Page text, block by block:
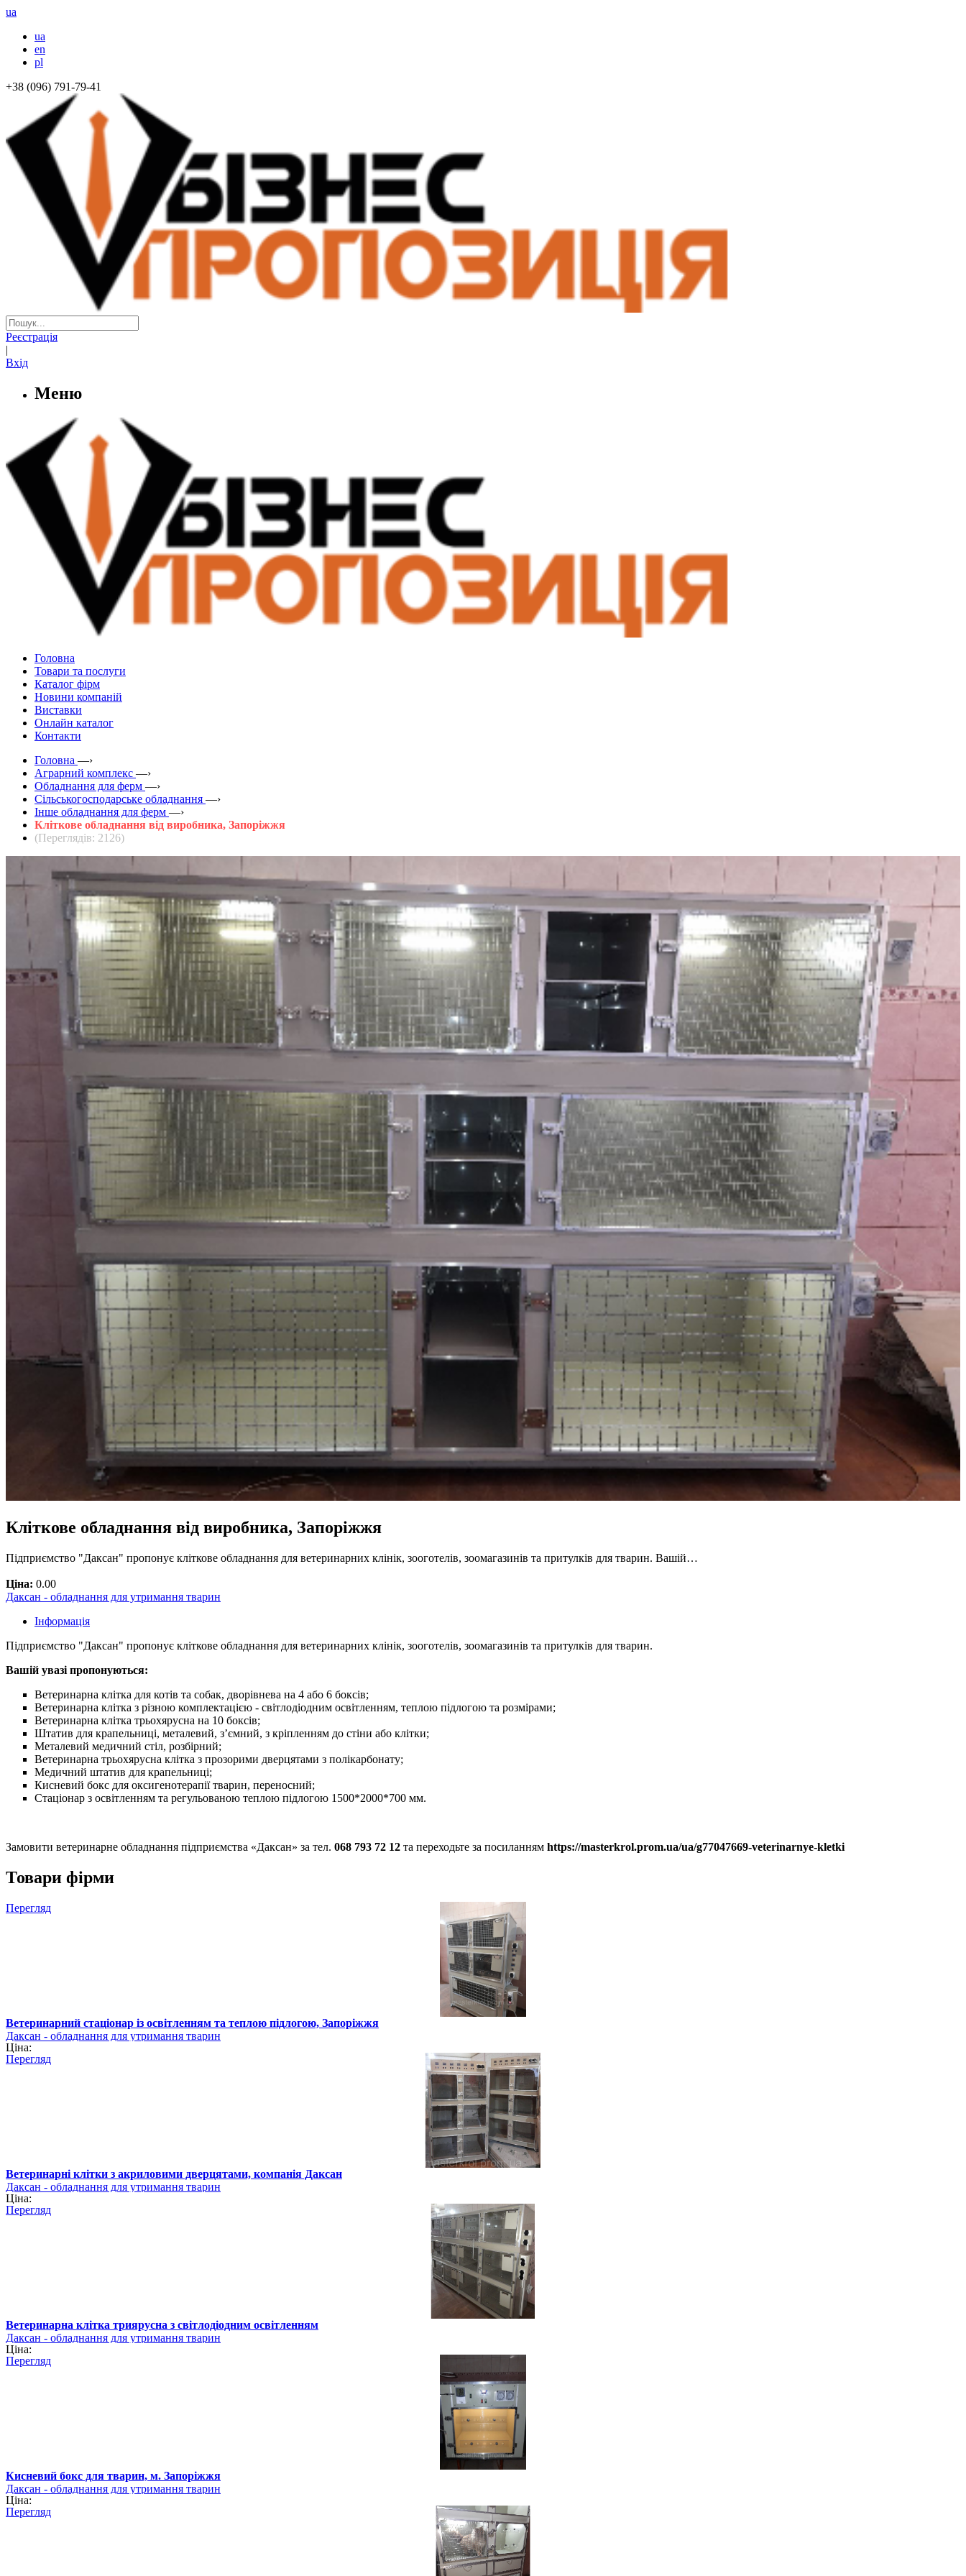
ua
ua
en
pl
+38 (096) 791-79-41
Реєстрація
|
Вхід
Меню
Головна
Товари та послуги
Каталог фірм
Новини компаній
Виставки
Онлайн каталог
Контакти
Головна —›
Аграрний комплекс —›
Обладнання для ферм —›
Сільськогосподарське обладнання —›
Інше обладнання для ферм —›
Кліткове обладнання від виробника, Запоріжжя
(Переглядів: 2126)
Кліткове обладнання від виробника, Запоріжжя
Підприємство "Даксан" пропонує кліткове обладнання для ветеринарних клінік, зооготелів, зоомагазинів та притулків для тварин. Вашій…
Ціна: 0.00
Даксан - обладнання для утримання тварин
Інформація
Підприємство "Даксан" пропонує кліткове обладнання для ветеринарних клінік, зооготелів, зоомагазинів та притулків для тварин.
Вашій увазі пропонуються:
Ветеринарна клітка для котів та собак, дворівнева на 4 або 6 боксів;
Ветеринарна клітка з різною комплектацією - світлодіодним освітленням, теплою підлогою та розмірами;
Ветеринарна клітка трьохярусна на 10 боксів;
Штатив для крапельниці, металевий, з’ємний, з кріпленням до стіни або клітки;
Металевий медичний стіл, розбірний;
Ветеринарна трьохярусна клітка з прозорими дверцятами з полікарбонату;
Медичний штатив для крапельниці;
Кисневий бокс для оксигенотерапії тварин, переносний;
Стаціонар з освітленням та регульованою теплою підлогою 1500*2000*700 мм.
Замовити ветеринарне обладнання підприємства «Даксан» за тел. 068 793 72 12 та переходьте за посиланням https://masterkrol.prom.ua/ua/g77047669-veterinarnye-kletki
Товари фірми
Перегляд
Ветеринарний стаціонар із освітленням та теплою підлогою, Запоріжжя
Даксан - обладнання для утримання тварин
Ціна:
Перегляд
Ветеринарні клітки з акриловими дверцятами, компанія Даксан
Даксан - обладнання для утримання тварин
Ціна:
Перегляд
Ветеринарна клітка триярусна з світлодіодним освітленням
Даксан - обладнання для утримання тварин
Ціна:
Перегляд
Кисневий бокс для тварин, м. Запоріжжя
Даксан - обладнання для утримання тварин
Ціна:
Перегляд